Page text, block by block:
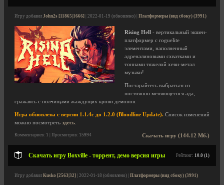
Игру добавил John2s [11865|1666] | 2022-01-19 (обновлено) | Платформеры (вид сбоку) (3991)
Rising Hell - вертикальный экшен-
платформер с roguelite
элементами, наполненный
адреналиновыми схватками и
тоннами тяжелой хеви-метал
музыки!
Постарайтесь выбраться из
постоянно меняющегося ада,
сражаясь с полчищами жаждущих крови демонов.
Игра обновлена с версии 1.1.4c до 1.2.0 (Bloodline Update). Список изменений
можно посмотреть здесь
Скачать игру (144.12 Мб.)
Комментариев: 1 | Просмотров: 15994
Скачать игру Boxville - торрент, демо версия игры Рейтинг: 10.0 (1)
Игру добавил Kusko [2563|32] | 2022-01-18 (обновлено) | Платформеры (вид сбоку) (3991)